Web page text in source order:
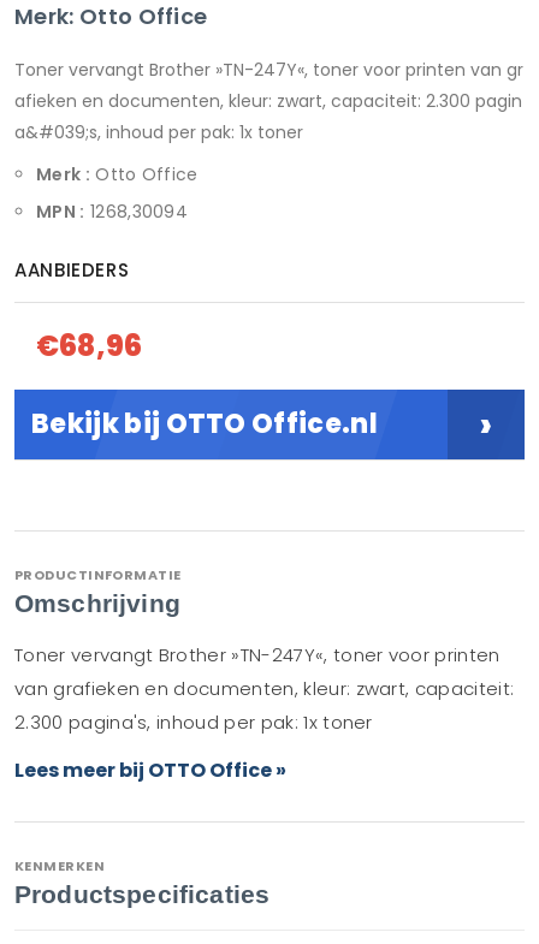
Merk: Otto Office
Toner vervangt Brother »TN-247Y«, toner voor printen van gr
afieken en documenten, kleur: zwart, capaciteit: 2.300 pagin
a&#039;s, inhoud per pak: 1x toner
Merk : Otto Office
MPN : 1268,30094
AANBIEDERS
€68,96
Bekijk bij OTTO Office.nl ›
PRODUCTINFORMATIE
Omschrijving
Toner vervangt Brother »TN-247Y«, toner voor printen
van grafieken en documenten, kleur: zwart, capaciteit:
2.300 pagina's, inhoud per pak: 1x toner
Lees meer bij OTTO Office »
KENMERKEN
Productspecificaties